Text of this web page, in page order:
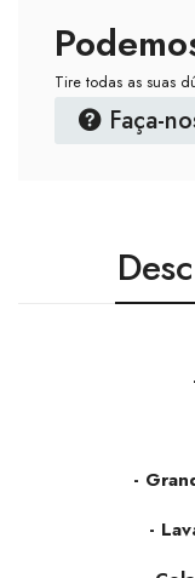
Tire todas as suas
Faça-
-
-